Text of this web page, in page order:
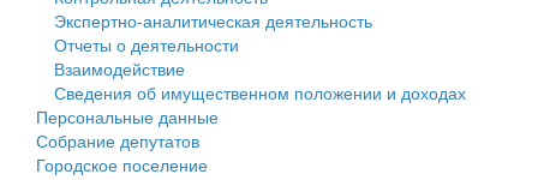
Сельские поселения
Экспертно-аналитическая деятельность
Отчеты о деятельности
Взаимодействие
Сведения об имущественном положении и доходах
Персональные данные
Собрание депутатов
Городское поселение